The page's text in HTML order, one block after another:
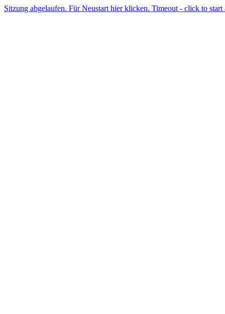
Sitzung abgelaufen. Für Neustart hier klicken. Timeout - click to start